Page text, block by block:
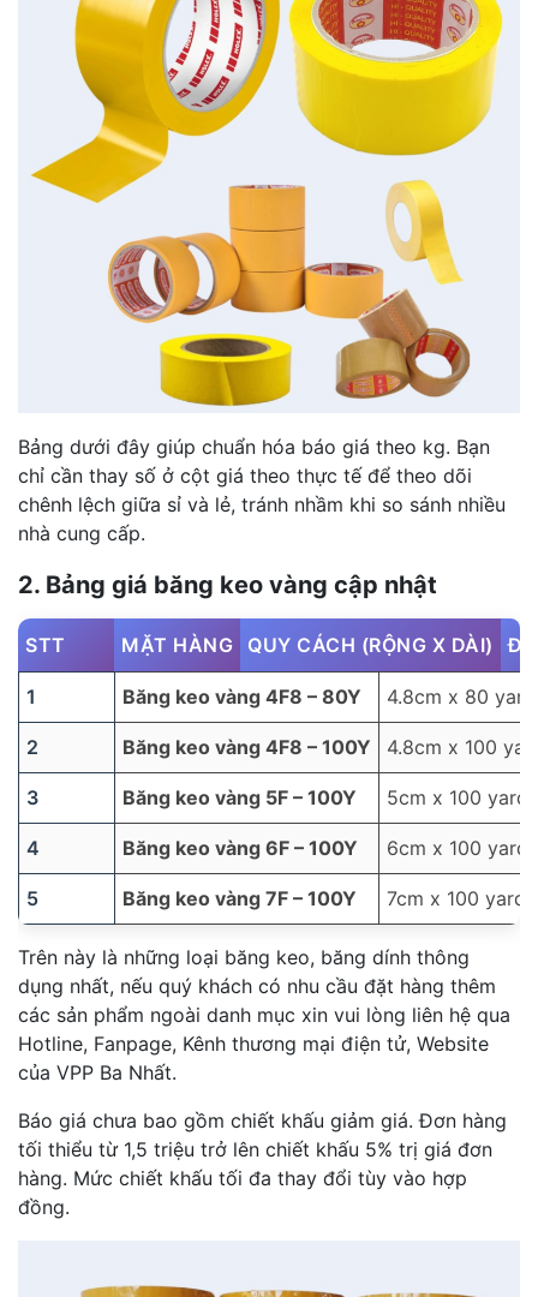
Bảng dưới đây giúp chuẩn hóa báo giá theo kg. Bạn
chỉ cần thay số ở cột giá theo thực tế để theo dõi
chênh lệch giữa sỉ và lẻ, tránh nhầm khi so sánh nhiều
nhà cung cấp.
2. Bảng giá băng keo vàng cập nhật
STT MẶT HÀNG QUY CÁCH (RỘNG X DÀI)
1 Băng keo vàng 4F8 – 80Y 4.8cm x 80 yard
2 Băng keo vàng 4F8 – 100Y 4.8cm x 100
3 Băng keo vàng 5F – 100Y 5cm x 100 yard
4 Băng keo vàng 6F – 100Y 6cm x 100 yard
5 Băng keo vàng 7F – 100Y 7cm x 100 yard
Trên này là những loại băng keo, băng dính thông
dụng nhất, nếu quý khách có nhu cầu đặt hàng thêm
các sản phẩm ngoài danh mục xin vui lòng liên hệ qua
Hotline, Fanpage, Kênh thương mại điện tử, Website
của VPP Ba Nhất.
Báo giá chưa bao gồm chiết khấu giảm giá. Đơn hàng
tối thiểu từ 1,5 triệu trở lên chiết khấu 5% trị giá đơn
hàng. Mức chiết khấu tối đa thay đổi tùy vào hợp
đồng.